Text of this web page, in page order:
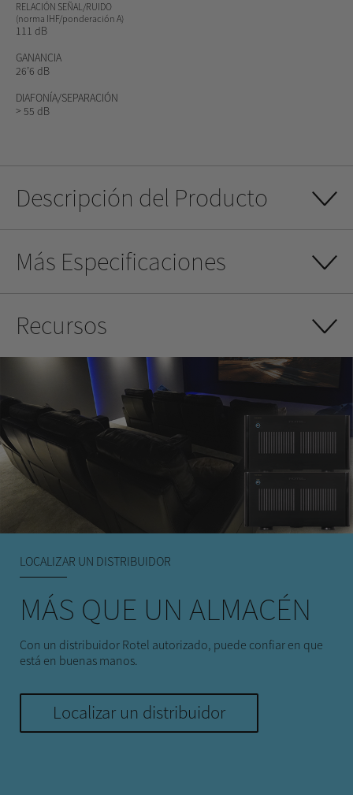
RELACIÓN SEÑAL/RUIDO
(norma IHF/ponderación A)
111 dB
GANANCIA
26’6 dB
DIAFONÍA/SEPARACIÓN
> 55 dB
Descripción del Producto
Más Especificaciones
Recursos
LOCALIZAR UN DISTRIBUIDOR
MÁS QUE UN ALMACÉN
Con un distribuidor Rotel autorizado, puede confiar en que
está en buenas manos.
Localizar un distribuidor